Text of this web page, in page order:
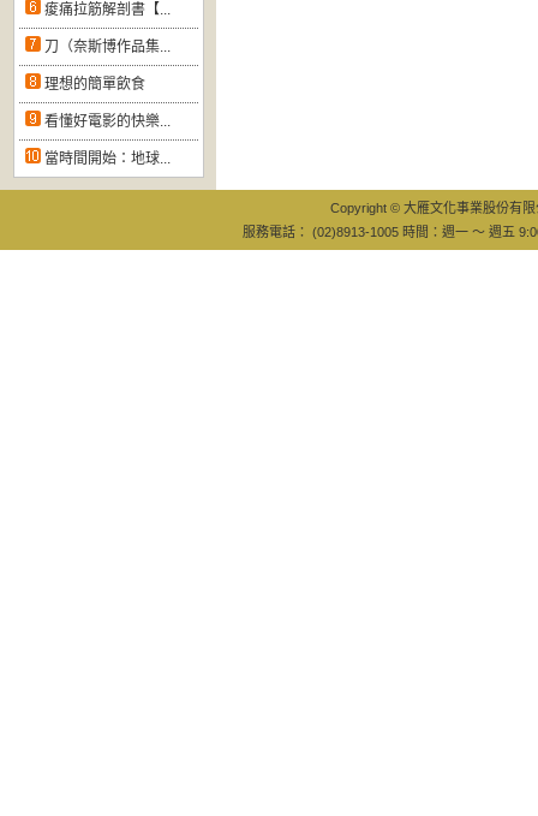
痠痛拉筋解剖書【...
刀（奈斯博作品集...
理想的簡單飲食
看懂好電影的快樂...
當時間開始：地球...
Copyright © 大雁文化事業股份有
服務電話： (02)8913-1005 時間：週一 ～ 週五